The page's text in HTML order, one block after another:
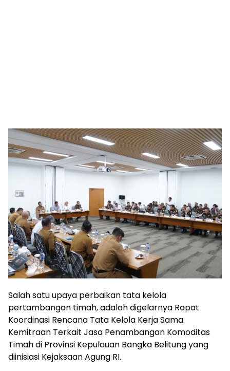
Salah satu upaya perbaikan tata kelola
pertambangan timah, adalah digelarnya Rapat
Koordinasi Rencana Tata Kelola Kerja Sama
Kemitraan Terkait Jasa Penambangan Komoditas
Timah di Provinsi Kepulauan Bangka Belitung yang
diinisiasi Kejaksaan Agung RI.